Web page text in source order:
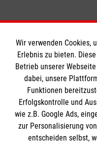
Informationen
Impressum
Datenschutz
Kontakt
Die Malteser
Wir verwenden Cookies,
Erlebnis zu bieten.
Betrieb unserer
dabei, unsere
Funktionen
Erfolgskontrolle und
wie z.B. Google Ads,
zur Personalisierung
entscheiden selbst,